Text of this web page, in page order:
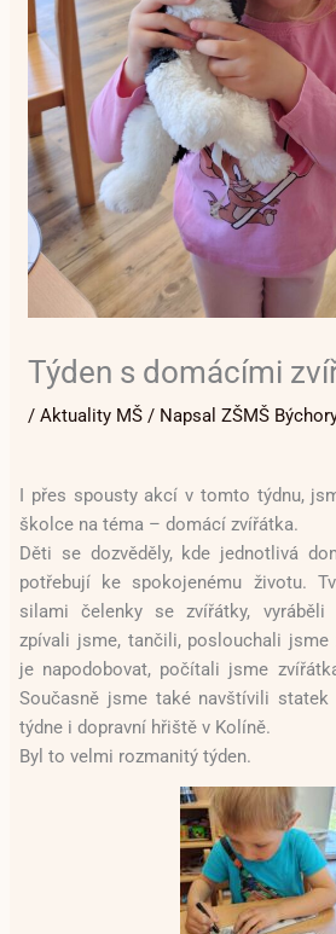
Týden s domácími
/Aktuality MŠ / NapsalZŠMŠ
I přes spousty akcí v tomto týdnu,
školce na téma – domácí zvířátka.
Děti se dozvěděly, kde jednotlivá
potřebují ke spokojenému životu.
silami čelenky se zvířátky,
zpívali jsme, tančili, poslouchali jsme
je napodobovat, počítali jsme
Současně jsme také navštívili
týdne i dopravní hřiště v Kolíně.
Byl to velmi rozmanitý týden.